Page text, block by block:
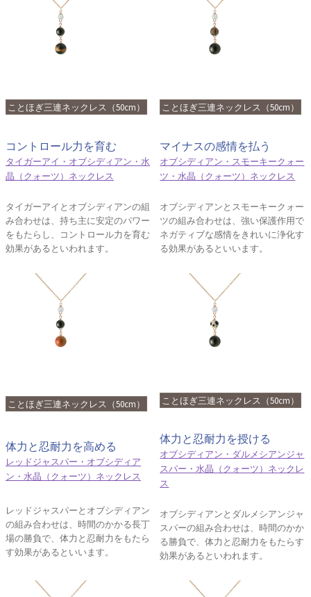
ことほぎ三連ネックレス（50cm）
コントロール力を育む
タイガーアイ・オブシディアン・水
晶（クォーツ）ネックレス
タイガーアイとオブシディアンの組
み合わせは、持ち主に安定のパワー
をもたらし、コントロール力を育む
効果があるといわれます。
ことほぎ三連ネックレス（50cm）
マイナスの感情を払う
オブシディアン・スモーキークォー
ツ・水晶（クォーツ）ネックレス
オブシディアンとスモーキークォー
ツの組み合わせは、強い保護作用で
ネガティブな感情をきれいに浄化す
る効果があるといいます。
ことほぎ三連ネックレス（50cm）
体力と忍耐力を高める
レッドジャスパー・オブシディア
ン・水晶（クォーツ）ネックレス
レッドジャスパーとオブシディアン
の組み合わせは、時間のかかる長丁
場の勝負で、体力と忍耐力をもたら
す効果があるといいます。
ことほぎ三連ネックレス（50cm）
体力と忍耐力を授ける
オブシディアン・ダルメシアンジャ
スパー・水晶（クォーツ）ネックレ
ス
オブシディアンとダルメシアンジャ
スパーの組み合わせは、時間のかか
る勝負で、体力と忍耐力をもたらす
効果があるといわれます。